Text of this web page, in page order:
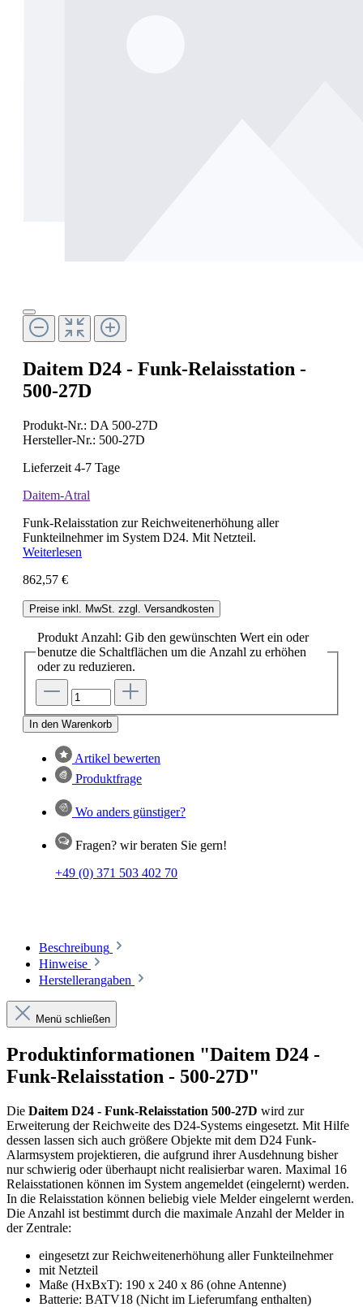
Daitem D24 - Funk-Relaisstation -
500-27D
Produkt-Nr.: DA 500-27D
Hersteller-Nr.: 500-27D
Lieferzeit 4-7 Tage
Daitem-Atral
Funk-Relaisstation zur Reichweitenerhöhung aller
Funkteilnehmer im System D24. Mit Netzteil.
Weiterlesen
862,57 €
Preise inkl. MwSt. zzgl. Versandkosten
Produkt Anzahl: Gib den gewünschten Wert ein oder
benutze die Schaltflächen um die Anzahl zu erhöhen
oder zu reduzieren.
In den Warenkorb
Artikel bewerten
Produktfrage
Wo anders günstiger?
Fragen? wir beraten Sie gern!
+49 (0) 371 503 402 70
Beschreibung
Hinweise
Herstellerangaben
Menü schließen
Produktinformationen "Daitem D24 -
Funk-Relaisstation - 500-27D"
Die Daitem D24 - Funk-Relaisstation 500-27D wird zur
Erweiterung der Reichweite des D24-Systems eingesetzt. Mit Hilfe
dessen lassen sich auch größere Objekte mit dem D24 Funk-
Alarmsystem projektieren, die aufgrund ihrer Ausdehnung bisher
nur schwierig oder überhaupt nicht realisierbar waren. Maximal 16
Relaisstationen können im System angemeldet (eingelernt) werden.
In die Relaisstation können beliebig viele Melder eingelernt werden.
Die Anzahl ist bestimmt durch die maximale Anzahl der Melder in
der Zentrale:
eingesetzt zur Reichweitenerhöhung aller Funkteilnehmer
mit Netzteil
Maße (HxBxT): 190 x 240 x 86 (ohne Antenne)
Batterie: BATV18 (Nicht im Lieferumfang enthalten)